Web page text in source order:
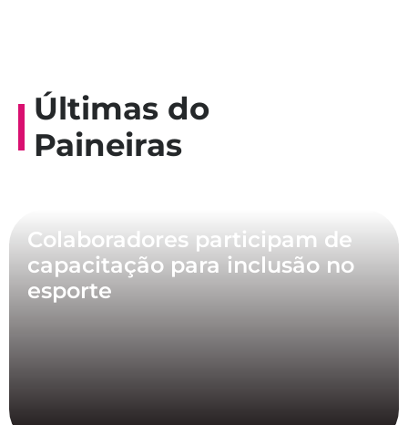
Últimas do
Paineiras
Colaboradores participam de
capacitação para inclusão no
esporte